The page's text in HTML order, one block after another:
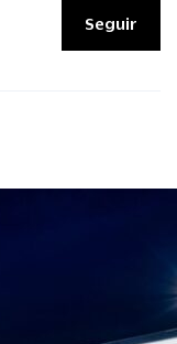
Seguir